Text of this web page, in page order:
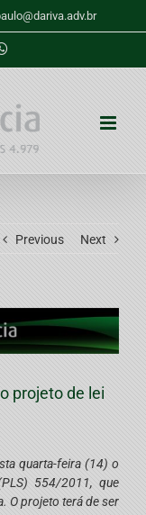
Previous Next
projeto de lei
quarta-feira (14) o
554/2011, que
O projeto terá de ser